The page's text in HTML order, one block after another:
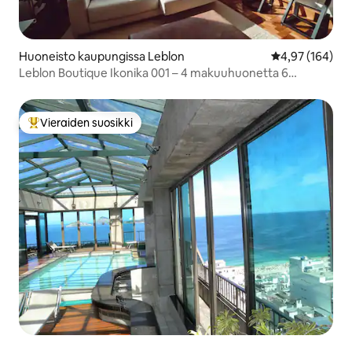
Huoneisto kaupungissa Leblon
4,97 (164)
Leblon Boutique Ikonika 001 – 4 makuuhuonetta 6
Vieraiden suosikkien parhaimmistoa
Vieraiden suosikki